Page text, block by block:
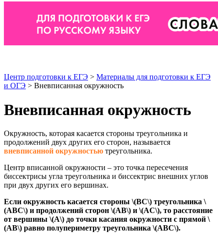
Центр подготовки к ЕГЭ > Материалы для подготовки к ЕГЭ
и ОГЭ > Вневписанная окружность
Вневписанная окружность
Окружность, которая касается стороны треугольника и
продолжений двух других его сторон, называется
вневписанной окружностью треугольника.
Центр вписанной окружности – это точка пересечения
биссектрисы угла треугольника и биссектрис внешних углов
при двух других его вершинах.
Если окружность касается стороны \(BC\) треугольника \
(ABC\) и продолжений сторон \(AB\) и \(AC\), то расстояние
от вершины \(A\) до точки касания окружности с прямой \
(AB\) равно полупериметру треугольника \(ABC\).